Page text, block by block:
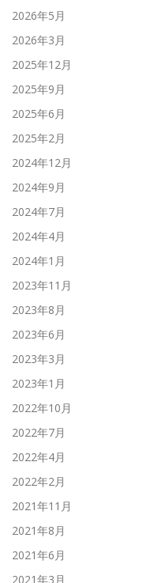
2026年5月
2026年3月
2025年12月
2025年9月
2025年6月
2025年2月
2024年12月
2024年9月
2024年7月
2024年4月
2024年1月
2023年11月
2023年8月
2023年6月
2023年3月
2023年1月
2022年10月
2022年7月
2022年4月
2022年2月
2021年11月
2021年8月
2021年6月
2021年3月